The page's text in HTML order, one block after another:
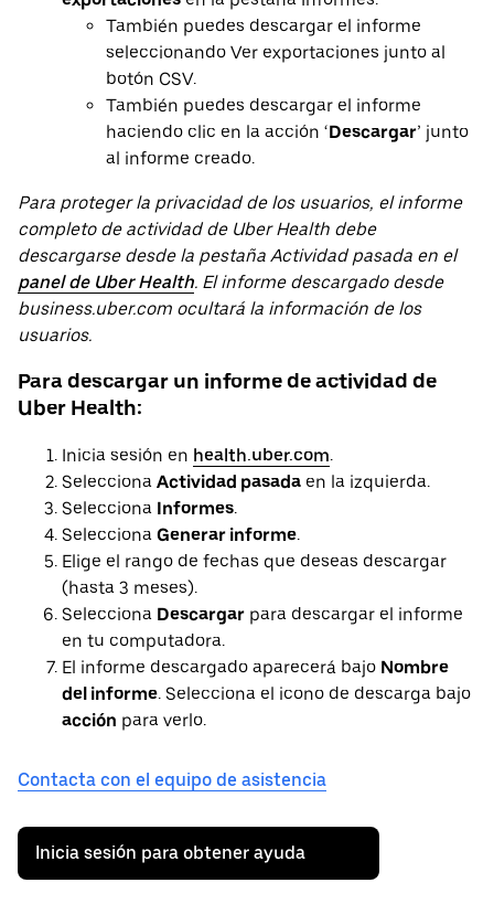
También puedes descargar el informe
seleccionando Ver exportaciones junto al
botón CSV.
También puedes descargar el informe
haciendo clic en la acción ‘Descargar’ junto
al informe creado.
Para proteger la privacidad de los usuarios, el informe
completo de actividad de Uber Health debe
descargarse desde la pestaña Actividad pasada en el
panel de Uber Health. El informe descargado desde
business.uber.com ocultará la información de los
usuarios.
Para descargar un informe de actividad de
Uber Health:
Inicia sesión en health.uber.com.
Selecciona Actividad pasada en la izquierda.
Selecciona Informes.
Selecciona Generar informe.
Elige el rango de fechas que deseas descargar
(hasta 3 meses).
Selecciona Descargar para descargar el informe
en tu computadora.
El informe descargado aparecerá bajo Nombre
del informe. Selecciona el icono de descarga bajo
acción para verlo.
Contacta con el equipo de asistencia
Inicia sesión para obtener ayuda